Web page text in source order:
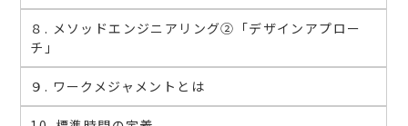
８. メソッドエンジニアリング②「デザインアプロー
チ」
９. ワークメジャメントとは